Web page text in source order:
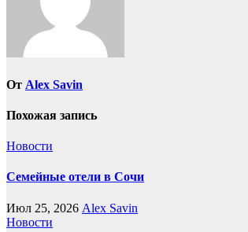
От Alex Savin
Похожая запись
Новости
Семейные отели в Сочи
Июл 25, 2026 Alex Savin
Новости